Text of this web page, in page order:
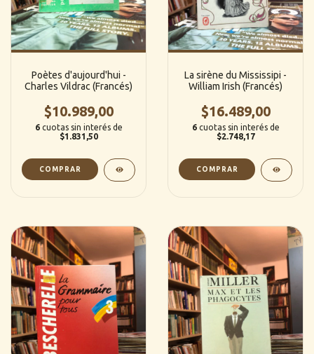
Poètes d'aujourd'hui -
Charles Vildrac (Francés)
$10.989,00
6 cuotas sin interés de
$1.831,50
La sirène du Mississipi -
William Irish (Francés)
$16.489,00
6 cuotas sin interés de
$2.748,17